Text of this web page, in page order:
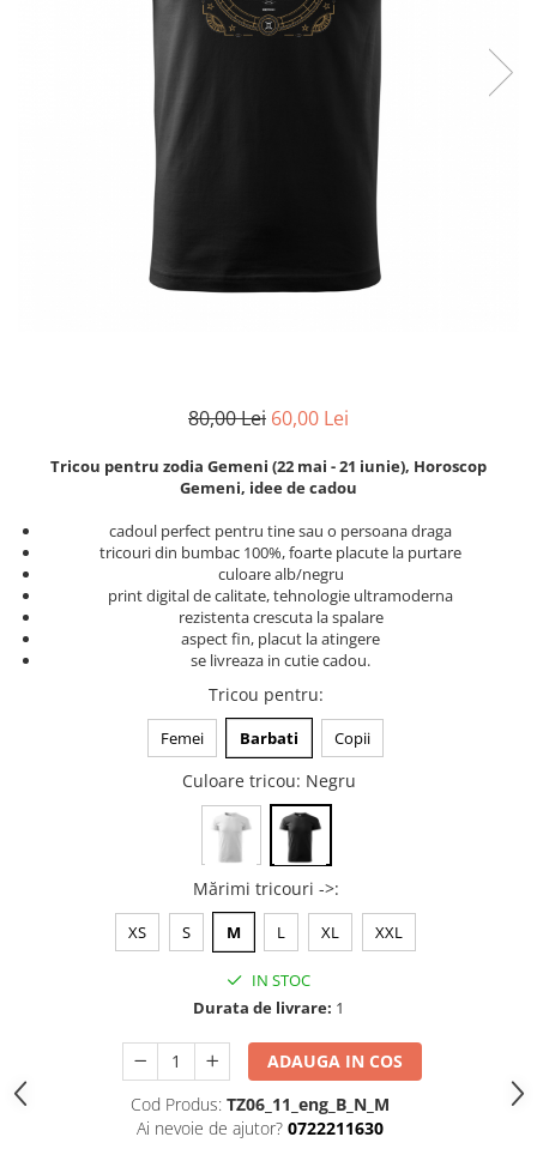
Tricou personalizat cu imaginea
Tricouri gameri
Tricouri music is life
Tricouri sporturi de iarna
Tricouri snowboard
Tricouri ski
Tricouri aniversare
Tricouri cadou 20 ani
Tricouri motociclisti
Tricouri biciclisti
Tricouri biciclisti
Tricouri biciclisti MTB
Tablouri PVC copii
80,00 Lei 60,00 Lei
Tricou pentru zodia Gemeni (22 mai - 21 iunie), Horoscop
Gemeni, idee de cadou
cadoul perfect pentru tine sau o persoana draga
tricouri din bumbac 100%, foarte placute la purtare
culoare alb/negru
print digital de calitate, tehnologie ultramoderna
rezistenta crescuta la spalare
aspect fin, placut la atingere
se livreaza in cutie cadou.
Tricou pentru:
Femei Barbati Copii
Culoare tricou: Negru
Mărimi tricouri ->:
XS S M L XL XXL
IN STOC
Durata de livrare: 1
ADAUGA IN COS
Cod Produs: TZ06_11_eng_B_N_M
Ai nevoie de ajutor? 0722211630